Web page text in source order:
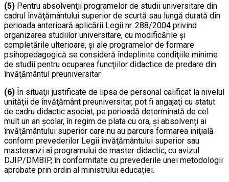
(5) Pentru absolvenţii programelor de studii universitare din
cadrul învăţământului superior de scurtă sau lungă durată din
perioada anterioară aplicării Legii nr. 288/2004 privind
organizarea studiilor universitare, cu modificările şi
completările ulterioare, şi ale programelor de formare
psihopedagogică se consideră îndeplinite condiţiile minime
de studii pentru ocuparea funcţiilor didactice de predare din
învăţământul preuniversitar.
(6) În situaţii justificate de lipsa de personal calificat la nivelul
unităţii de învăţământ preuniversitar, pot fi angajaţi cu statut
de cadru didactic asociat, pe perioadă determinată de cel
mult un an şcolar, în regim de plata cu ora, şi absolvenţi ai
învăţământului superior care nu au parcurs formarea iniţială
conform prevederilor Legii învăţământului superior sau
masteranzi ai programului de master didactic, cu avizul
DJIP/DMBIP, în conformitate cu prevederile unei metodologii
aprobate prin ordin al ministrului educaţiei.